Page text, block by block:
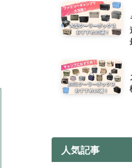
人気記事